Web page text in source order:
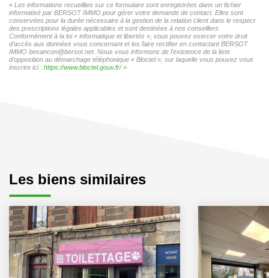
« Les informations recueillies sur ce formulaire sont enregistrées dans un fichier
informatisé par BERSOT IMMO pour gérer votre demande de contact. Elles sont
conservées pour la durée nécessaire à la gestion de la relation client dans le respect
des prescriptions légales applicables et sont destinées à nos conseillers
Conformément à la loi « informatique et libertés », vous pouvez exercer votre droit
d'accès aux données vous concernant et les faire rectifier en contactant BERSOT
IMMO besancon@bersot.net. Nous vous informons de l'existence de la liste
d'opposition au démarchage téléphonique « Bloctel », sur laquelle vous pouvez vous
inscrire ici : https://www.bloctel.gouv.fr/»
Les biens similaires